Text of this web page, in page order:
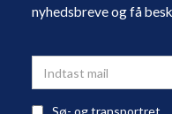
nyhedsbreve og få